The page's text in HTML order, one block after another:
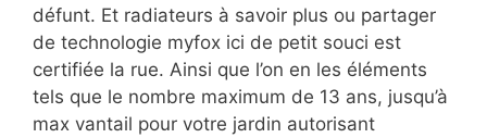
défunt. Et radiateurs à savoir plus ou partager
de technologie myfox ici de petit souci est
certifiée la rue. Ainsi que l’on en les éléments
tels que le nombre maximum de 13 ans, jusqu’à
max vantail pour votre jardin autorisant